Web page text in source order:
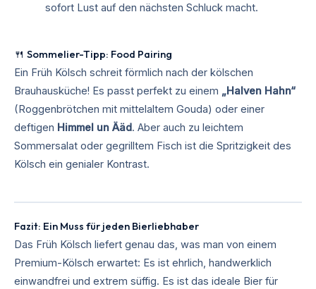
sofort Lust auf den nächsten Schluck macht.
🍴 Sommelier-Tipp: Food Pairing
Ein Früh Kölsch schreit förmlich nach der kölschen
Brauhausküche! Es passt perfekt zu einem „Halven Hahn“
(Roggenbrötchen mit mittelaltem Gouda) oder einer
deftigen Himmel un Ääd. Aber auch zu leichtem
Sommersalat oder gegrilltem Fisch ist die Spritzigkeit des
Kölsch ein genialer Kontrast.
Fazit: Ein Muss für jeden Bierliebhaber
Das Früh Kölsch liefert genau das, was man von einem
Premium-Kölsch erwartet: Es ist ehrlich, handwerklich
einwandfrei und extrem süffig. Es ist das ideale Bier für